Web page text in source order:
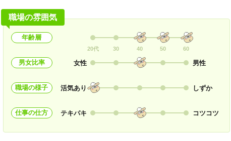
職場の雰囲気
年齢層
20代 30 40 50 60
男女比率 女性 男性
職場の様子 活気あり しずか
仕事の仕方 テキパキ コツコツ